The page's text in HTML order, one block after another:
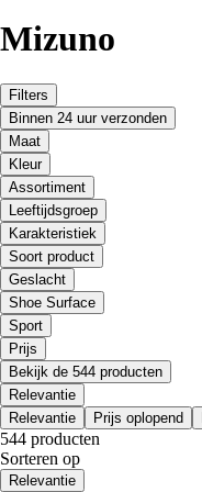
Mizuno
Filters
Binnen 24 uur verzonden
Maat
Kleur
Assortiment
Leeftijdsgroep
Karakteristiek
Soort product
Geslacht
Shoe Surface
Sport
Prijs
Bekijk de 544 producten
Relevantie
Relevantie
Prijs oplopend
544 producten
Sorteren op
Relevantie